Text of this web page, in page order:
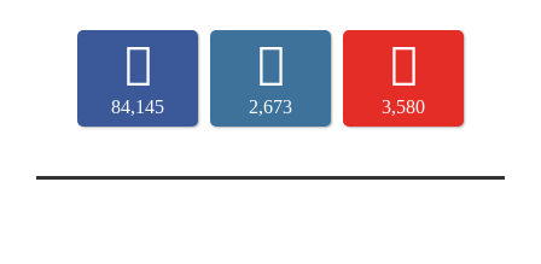
84,145 2,673 3,580